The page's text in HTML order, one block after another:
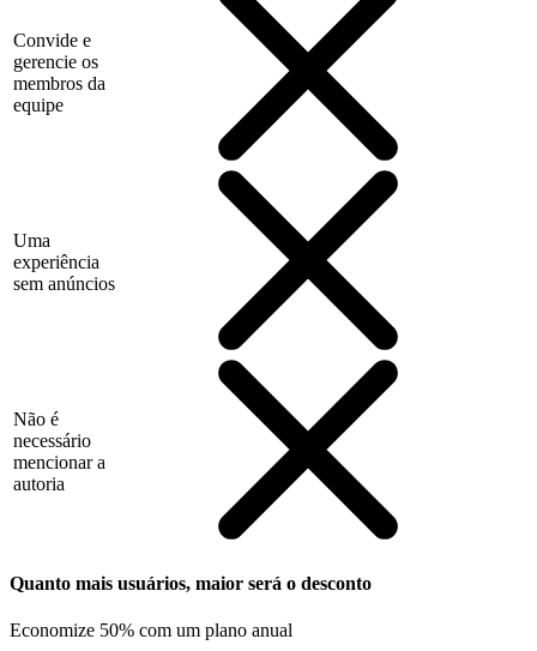
Convide e
gerencie os
membros da
equipe
Uma
experiência
sem anúncios
Não é
necessário
mencionar a
autoria
Quanto mais usuários, maior será o desconto
Economize 50% com um plano anual